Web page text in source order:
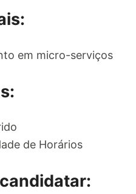
em micro-serviços
de Horários